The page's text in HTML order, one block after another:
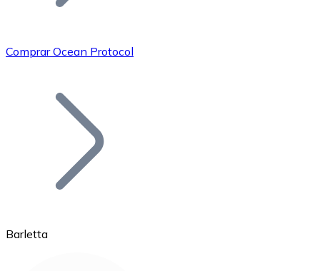
Bitcoin
Comprar Ocean Protocol
Barletta